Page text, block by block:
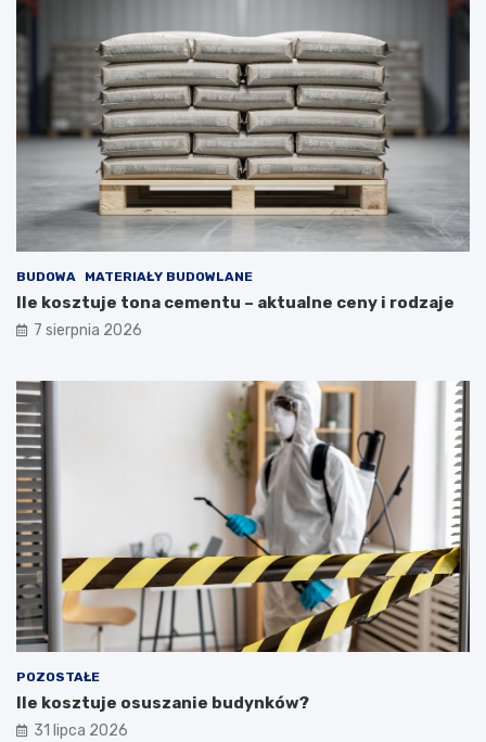
BUDOWA MATERIAŁY BUDOWLANE
Ile kosztuje tona cementu – aktualne ceny i rodzaje
7 sierpnia 2026
POZOSTAŁE
Ile kosztuje osuszanie budynków?
31 lipca 2026